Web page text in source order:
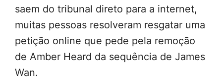
saem do tribunal direto para a internet,
muitas pessoas resolveram resgatar uma
petição online que pede pela remoção
de Amber Heard da sequência de James
Wan.